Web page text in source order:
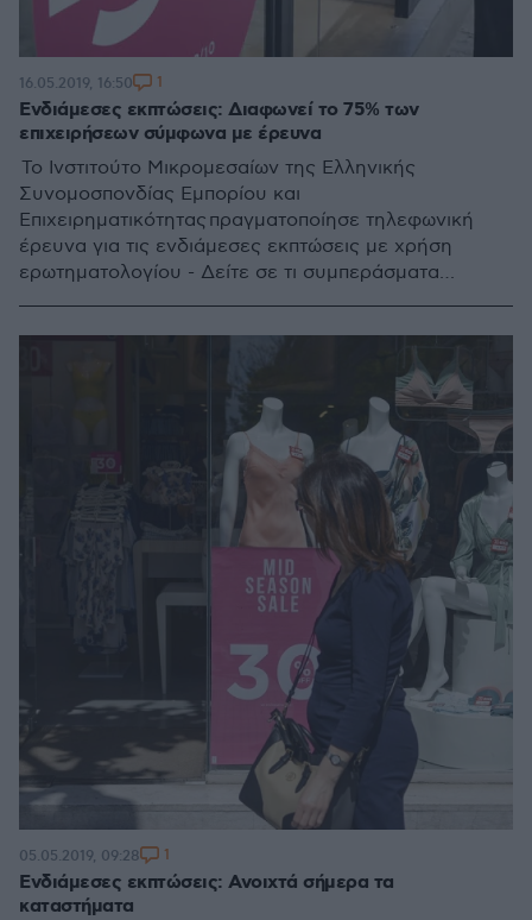
Ενδιάμεσες εκπτώσεις: Διαφωνεί το 75% των
επιχειρήσεων σύμφωνα με έρευνα
Το Ινστιτούτο Μικρομεσαίων της Ελληνικής
Συνομοσπονδίας Εμπορίου και
Επιχειρηματικότητας πραγματοποίησε τηλεφωνική
έρευνα για τις ενδιάμεσες εκπτώσεις με χρήση
ερωτηματολογίου - Δείτε σε τι συμπεράσματα
16.05.2019, 16:50 1
Ενδιάμεσες εκπτώσεις: Ανοιχτά σήμερα τα
καταστήματα
05.05.2019, 09:28 1